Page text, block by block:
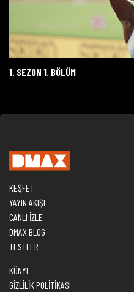
1. SEZON 1. BÖLÜM
KEŞFET
YAYIN AKIŞI
CANLI İZLE
DMAX BLOG
TESTLER
KÜNYE
GİZLİLİK POLİTİKASI